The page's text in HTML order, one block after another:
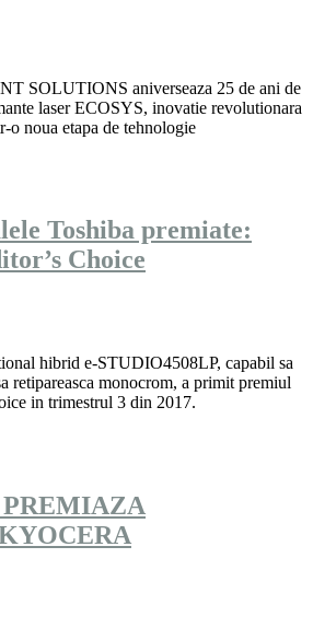
SOLUTIONS aniverseaza 25 de ani de
laser ECOSYS, inovatie revolutionara
o noua etapa de tehnologie
Toshiba premiate:
Choice
hibrid e-STUDIO4508LP, capabil sa
retipareasca monocrom, a primit premiul
in trimestrul 3 din 2017.